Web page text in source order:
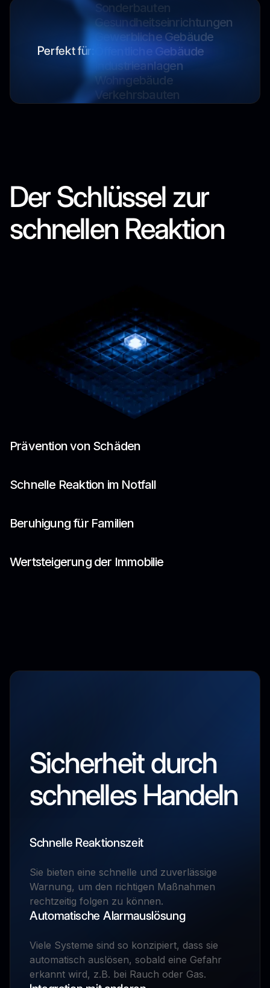
Perfekt für:
Gewerbliche Gebäude
Öffentliche Gebäude
Industrieanlagen
Wohngebäude
Verkehrsbauten
Sonderbauten
Gesundheitseinrichtungen
Der Schlüssel zur
schnellen Reaktion
Prävention von Schäden
Schnelle Reaktion im Notfall
Beruhigung für Familien
Wertsteigerung der Immobilie
Sicherheit durch
schnelles Handeln
Schnelle Reaktionszeit
Sie bieten eine schnelle und zuverlässige
Warnung, um den richtigen Maßnahmen
rechtzeitig folgen zu können.
Automatische Alarmauslösung
Viele Systeme sind so konzipiert, dass sie
automatisch auslösen, sobald eine Gefahr
erkannt wird, z.B. bei Rauch oder Gas.